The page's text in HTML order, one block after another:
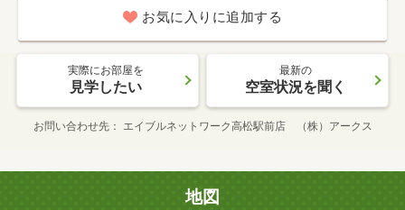
お気に入りに追加する
実際にお部屋を
見学したい
最新の
空室状況を聞く
お問い合わせ先 エイブルネットワーク高松駅前店 （株）アークス
地図